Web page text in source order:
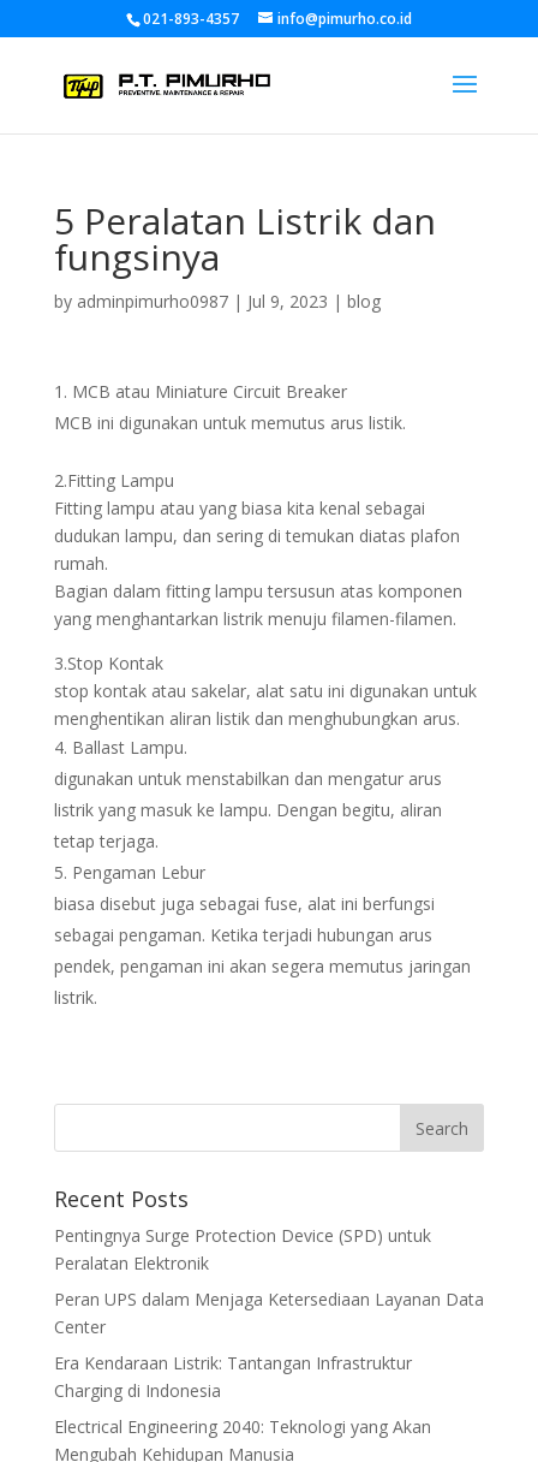
021-893-4357 info@pimurho.co.id
5 Peralatan Listrik dan
fungsinya
by adminpimurho0987| Jul 9, 2023 | blog
MCB atau Miniature Circuit Breaker
MCB ini digunakan untuk memutus arus listik.
2.Fitting Lampu
Fitting lampu atau yang biasa kita kenal sebagai
dudukan lampu, dan sering di temukan diatas plafon
rumah.
Bagian dalam fitting lampu tersusun atas komponen
yang menghantarkan listrik menuju filamen-filamen.
3.Stop Kontak
stop kontak atau sakelar, alat satu ini digunakan untuk
menghentikan aliran listik dan menghubungkan arus.
Ballast Lampu.
digunakan untuk menstabilkan dan mengatur arus
listrik yang masuk ke lampu. Dengan begitu, aliran
tetap terjaga.
Pengaman Lebur
biasa disebut juga sebagai fuse, alat ini berfungsi
sebagai pengaman. Ketika terjadi hubungan arus
pendek, pengaman ini akan segera memutus jaringan
listrik.
Recent Posts
Pentingnya Surge Protection Device (SPD) untuk
Peralatan Elektronik
Peran UPS dalam Menjaga Ketersediaan Layanan Data
Center
Era Kendaraan Listrik: Tantangan Infrastruktur
Charging di Indonesia
Electrical Engineering 2040: Teknologi yang Akan
Mengubah Kehidupan Manusia